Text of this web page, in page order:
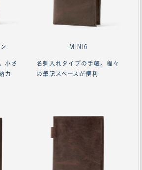
小さ
力
MINI6
名刺入れタイプの手帳。程々
の筆記スペースが便利